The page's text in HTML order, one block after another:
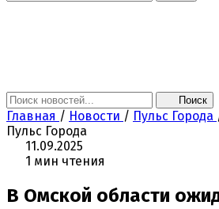
Поиск
Главная / Новости / Пульс Города
Пульс Города
11.09.2025
1 мин чтения
В Омской области